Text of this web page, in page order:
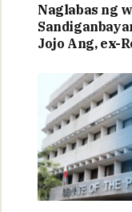
Naglabas ng
Jojo Ang, ex-